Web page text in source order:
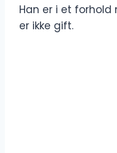
Han er i et forhold
er ikke gift.